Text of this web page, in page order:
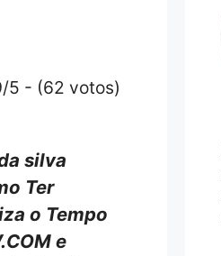
5 - (62 votos)
silva
Ter
o Tempo
e